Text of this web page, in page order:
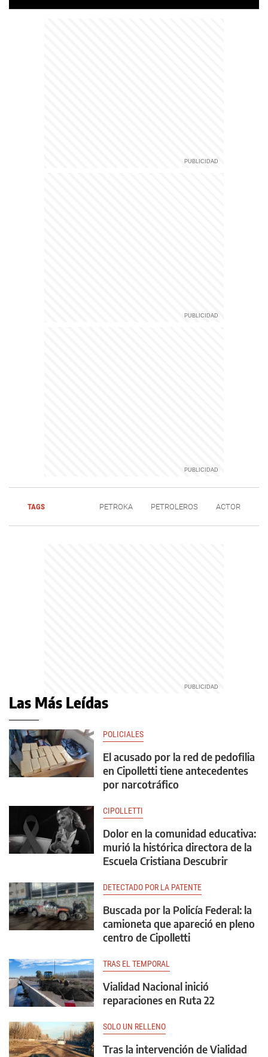
TAGS PETROKA PETROLEROS ACTOR
Las Más Leídas
POLICIALES
El acusado por la red de pedofilia
en Cipolletti tiene antecedentes
por narcotráfico
CIPOLLETTI
Dolor en la comunidad educativa:
murió la histórica directora de la
Escuela Cristiana Descubrir
DETECTADO POR LA PATENTE
Buscada por la Policía Federal: la
camioneta que apareció en pleno
centro de Cipolletti
TRAS EL TEMPORAL
Vialidad Nacional inició
reparaciones en Ruta 22
SOLO UN RELLENO
Tras la intervención de Vialidad